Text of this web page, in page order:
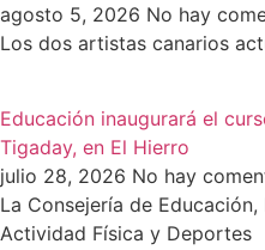
agosto 5, 2026 No hay
Los dos artistas canarios
Educación inaugurará el
Tigaday, en El Hierro
julio 28, 2026 No hay
La Consejería de
Actividad Física y Deportes